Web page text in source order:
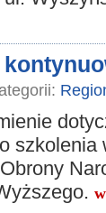
szkolenia